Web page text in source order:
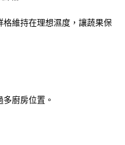
維持在理想濕度，讓蔬果保
廚房位置。